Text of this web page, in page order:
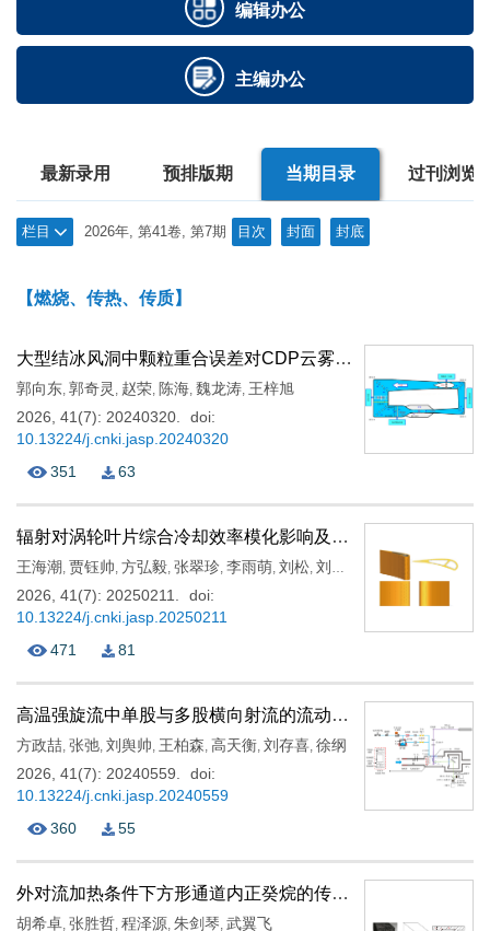
编辑办公
主编办公
最新录用 预排版期 当期目录 过刊浏览
栏目 2026年, 第41卷, 第7期 目次 封面 封底
【燃烧、传热、传质】
大型结冰风洞中颗粒重合误差对CDP云雾测量的影响
郭向东, 郭奇灵 , 赵荣, 陈海, 魏龙涛, 王梓旭
2026, 41(7): 20240320.
doi:
10.13224/j.cnki.jasp.20240320
351
63
辐射对涡轮叶片综合冷却效率模化影响及修正
王海潮, 贾钰帅, 方弘毅, 张翠珍, 李雨萌, 刘松, 刘存良
2026, 41(7): 20250211.
doi:
10.13224/j.cnki.jasp.20250211
471
81
高温强旋流中单股与多股横向射流的流动与掺混特征研究
方政喆, 张弛, 刘舆帅, 王柏森, 高天衡, 刘存喜, 徐纲
2026, 41(7): 20240559.
doi:
10.13224/j.cnki.jasp.20240559
360
55
外对流加热条件下方形通道内正癸烷的传热与裂解特性研究
胡希卓, 张胜哲, 程泽源, 朱剑琴, 武翼飞